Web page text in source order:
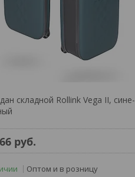
складной Rollink Vega II, сине-
руб.
Оптом и в розницу